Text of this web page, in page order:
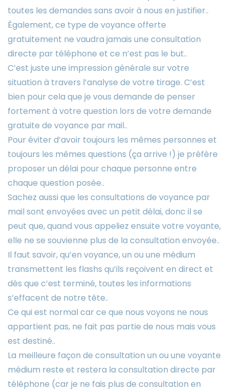
toutes les demandes sans avoir à nous en justifier..
Également, ce type de voyance offerte
gratuitement ne vaudra jamais une consultation
directe par téléphone et ce n’est pas le but..
C’est juste une impression générale sur votre
situation à travers l’analyse de votre tirage. C’est
bien pour cela que je vous demande de penser
fortement à votre question lors de votre demande
gratuite de voyance par mail..
Pour éviter d’avoir toujours les mêmes personnes et
toujours les mêmes questions (ça arrive !) je préfère
proposer un délai pour chaque personne entre
chaque question posée..
Sachez aussi que les consultations de voyance par
mail sont envoyées avec un petit délai, donc il se
peut que, quand vous appeliez ensuite votre voyante,
elle ne se souvienne plus de la consultation envoyée..
Il faut savoir, qu’en voyance, un ou une médium
transmettent les flashs qu’ils reçoivent en direct et
dès que c’est terminé, toutes les informations
s’effacent de notre tête..
Ce qui est normal car ce que nous voyons ne nous
appartient pas, ne fait pas partie de nous mais vous
est destiné..
La meilleure façon de consultation un ou une voyante
médium reste et restera la consultation directe par
téléphone (car je ne fais plus de consultation en